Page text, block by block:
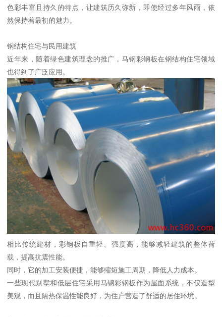
色彩丰富且持久的特点，让建筑历久弥新，即使经过多年风雨，依
然保持着最初的魅力。
钢结构住宅与民用建筑
近年来，随着绿色建筑理念的推广，马钢彩钢板在钢结构住宅领域
也得到了广泛应用。
相比传统建材，彩钢板自重轻、强度高，能够减轻建筑的整体荷
载，提高抗震性能。
同时，它的加工安装便捷，能够缩短施工周期，降低人力成本。
一些现代别墅和低层住宅采用马钢彩钢板作为屋面系统，不仅造型
美观，而且隔热保温性能良好，为住户营造了舒适的居住环境。